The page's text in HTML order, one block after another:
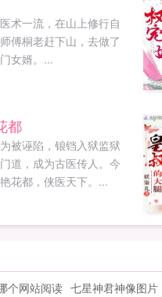
术一流，在山上修行自
傅桐老赶下山，去做了
女婿。...
都
被诬陷，锒铛入狱监狱
道，成为古医传人。今
花都，侠医天下。...
个网站阅读 七星神君神像图片